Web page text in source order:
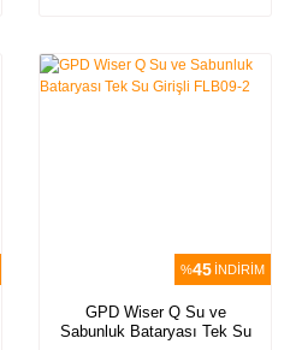
%45 İNDİRİM
GPD Wiser Q Su ve
Sabunluk Bataryası Tek Su